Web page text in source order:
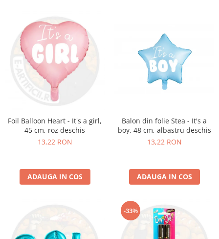
Foil Balloon Heart - It's a girl,
45 cm, roz deschis
13,22 RON
ADAUGA IN COS
Balon din folie Stea - It's a
boy, 48 cm, albastru deschis
13,22 RON
ADAUGA IN COS
-33%